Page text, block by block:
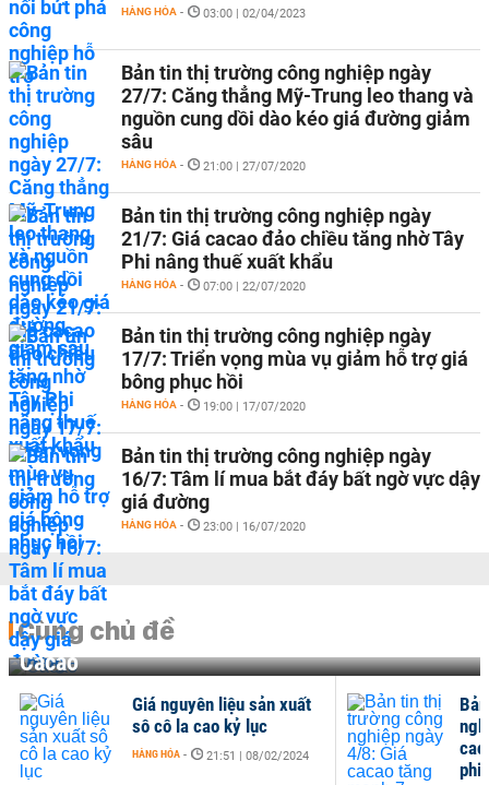
HÀNG HÓA - 03:00 | 02/04/2023
Bản tin thị trường công nghiệp ngày
27/7: Căng thẳng Mỹ-Trung leo thang và
nguồn cung dồi dào kéo giá đường giảm
sâu
HÀNG HÓA - 21:00 | 27/07/2020
Bản tin thị trường công nghiệp ngày
21/7: Giá cacao đảo chiều tăng nhờ Tây
Phi nâng thuế xuất khẩu
HÀNG HÓA - 07:00 | 22/07/2020
Bản tin thị trường công nghiệp ngày
17/7: Triển vọng mùa vụ giảm hỗ trợ giá
bông phục hồi
HÀNG HÓA - 19:00 | 17/07/2020
Bản tin thị trường công nghiệp ngày
16/7: Tâm lí mua bắt đáy bất ngờ vực dậy
giá đường
HÀNG HÓA - 23:00 | 16/07/2020
Cùng chủ đề
Cacao
Giá nguyên liệu sản xuất
sô cô la cao kỷ lục
HÀNG HÓA - 21:51 | 08/02/2024